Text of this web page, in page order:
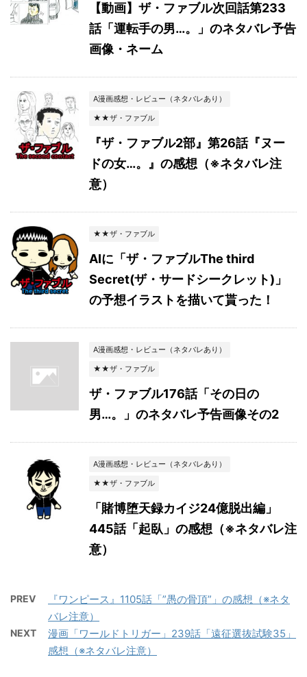
【動画】ザ・ファブル次回話第233
話「運転手の男…。」のネタバレ予告
画像・ネーム
A漫画感想・レビュー（ネタバレあり）
★★ザ・ファブル
『ザ・ファブル2部』第26話『ヌー
ドの女…。』の感想（※ネタバレ注
意）
★★ザ・ファブル
AIに「ザ・ファブルThe third
Secret(ザ・サードシークレット)」
の予想イラストを描いて貰った！
A漫画感想・レビュー（ネタバレあり）
★★ザ・ファブル
ザ・ファブル176話「その日の
男…。」のネタバレ予告画像その2
A漫画感想・レビュー（ネタバレあり）
★★ザ・ファブル
「賭博堕天録カイジ24億脱出編」
445話「起臥」の感想（※ネタバレ注
意）
PREV
『ワンピース』1105話「”愚の骨頂”」の感想（※ネタ
バレ注意）
NEXT
漫画「ワールドトリガー」239話「遠征選抜試験35」
感想（※ネタバレ注意）